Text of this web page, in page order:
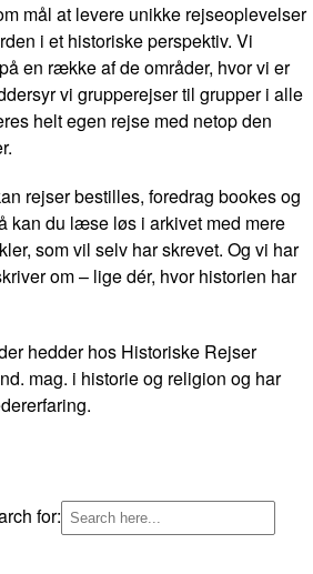
mål at levere unikke rejseoplevelser
i et historiske perspektiv. Vi
en række af de områder, hvor vi er
vi grupperejser til grupper i alle
helt egen rejse med netop den
rejser bestilles, foredrag bookes og
kan du læse løs i arkivet med mere
som vil selv har skrevet. Og vi har
om – lige dér, hvor historien har
hedder hos Historiske Rejser
mag. i historie og religion og har
for: